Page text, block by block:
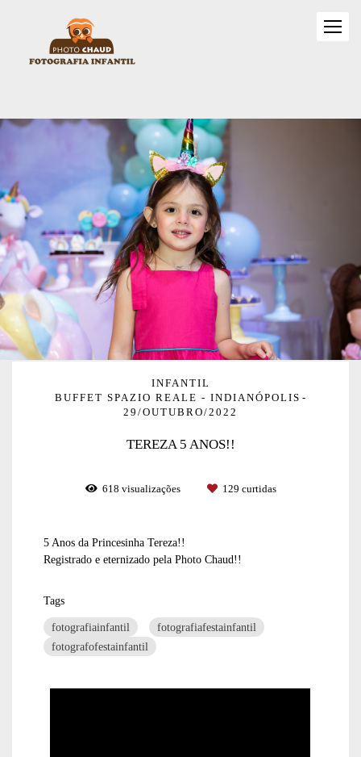
INFANTIL
BUFFET SPAZIO REALE - INDIANÓPOLIS
29/OUTUBRO/2022
TEREZA 5 ANOS!!
618 visualizações 129 curtidas
5 Anos da Princesinha Tereza!!
Registrado e eternizado pela Photo Chaud!!
Tags
fotografiainfantil
fotografiafestainfantil
fotografofestainfantil